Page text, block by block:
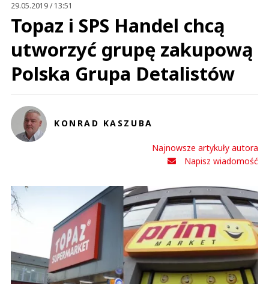
29.05.2019 / 13:51
Topaz i SPS Handel chcą
utworzyć grupę zakupową
Polska Grupa Detalistów
KONRAD KASZUBA
Najnowsze artykuły autora
Napisz wiadomość